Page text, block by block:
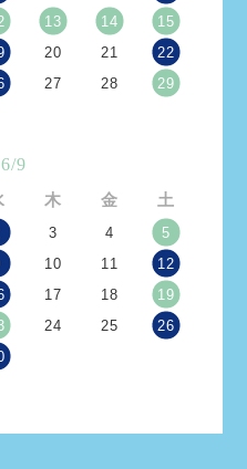
13 14
15
20 21
22
27 28
29
9
木 金 土
3 4
5
10 11
12
17 18
19
24 25
26